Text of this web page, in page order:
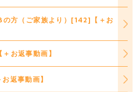
方（ご家族より）[142]【＋お
お返事動画】
返事動画】